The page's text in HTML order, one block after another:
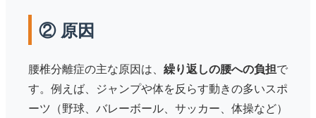
② 原因
腰椎分離症の主な原因は、 繰り返しの腰への負担で
す。例えば、ジャンプや体を反らす動きの多いスポ
ーツ（野球、バレーボール、サッカー、体操など）